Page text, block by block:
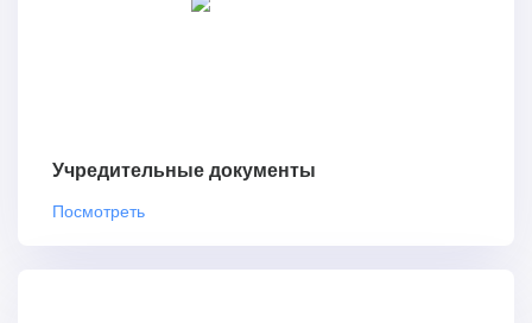
Учредительные документы
Посмотреть